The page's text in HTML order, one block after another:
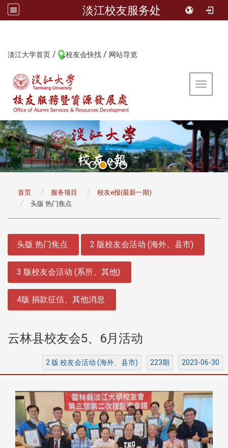
淡江校友服务处
淡江大学首页 / 校友会快找 / 网站导览
Toggle
首页 服务项目
校友e报(最新一期)
头版 热门焦点
头版 热门焦点 2 版校友会活动 (海外、县市)
3 版校友会活动 (系所、其他)
4版 捐款征信、其他消息
云林县校友会5、6月活动
2 版 校友会活动 (海外、县市) 223期 2023-06-30